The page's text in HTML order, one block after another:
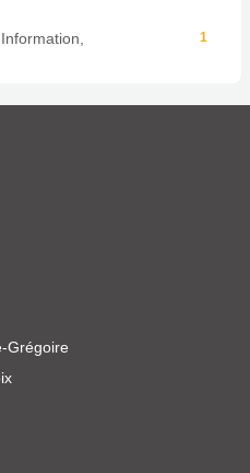
1
Grégoire